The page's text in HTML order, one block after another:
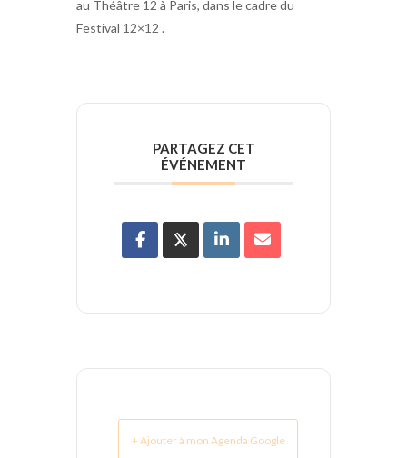
au Théâtre 12 à Paris, dans le cadre du
Festival 12×12 .
PARTAGEZ CET
ÉVÉNEMENT
+ Ajouter à mon Agenda Google